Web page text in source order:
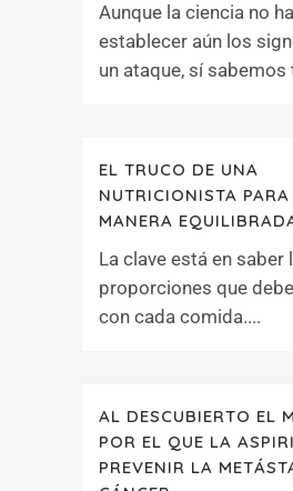
Aunque la ciencia no
establecer aún los
un ataque, sí
EL TRUCO DE UNA
NUTRICIONISTA
MANERA
La clave está en saber
proporciones que
con cada comida....
AL DESCUBIERTO EL
POR EL QUE LA
PREVENIR LA